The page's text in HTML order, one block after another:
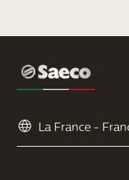
espresso Saeco
Je rencontre des
Comment